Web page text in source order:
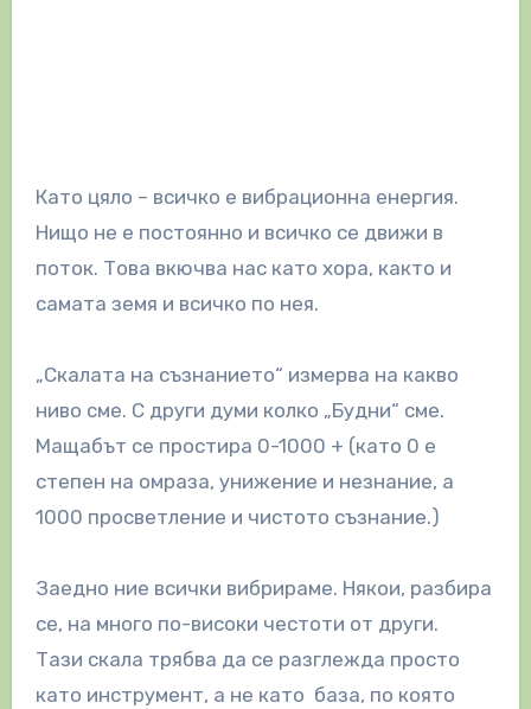
Като цяло – всичко е вибрационна енергия.
Нищо не е постоянно и всичко се движи в
поток. Това вкючва нас като хора, както и
самата земя и всичко по нея.
„Скалата на съзнанието“ измерва на какво
ниво сме. С други думи колко „Будни“ сме.
Мащабът се простира 0-1000 + (като 0 е
степен на омраза, унижение и незнание, а
1000 просветление и чистото съзнание.)
Заедно ние всички вибрираме. Някои, разбира
се, на много по-високи честоти от други.
Тази скала трябва да се разглежда просто
като инструмент, а не като база, по която